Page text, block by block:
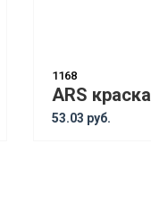
1168
53.03 руб.